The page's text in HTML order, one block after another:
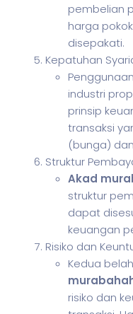
pembelian
harga
disepakati.
Kepatuhan
Penggunaan
industri
prinsip
transaksi
(bunga)
Struktur
Akad
struktur
dapat
keuangan
Risiko dan
Kedua
risiko dan